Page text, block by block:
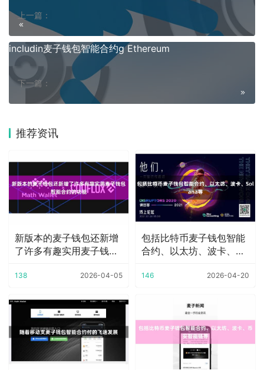
上一篇：
下一篇：
includin麦子钱包智能合约g Ethereum
推荐资讯
新版本的麦子钱包还新增
了许多有趣实用麦子钱包
138 2026-04-05
包括比特币麦子钱包智能
合约、以太坊、波卡、
146 2026-04-20